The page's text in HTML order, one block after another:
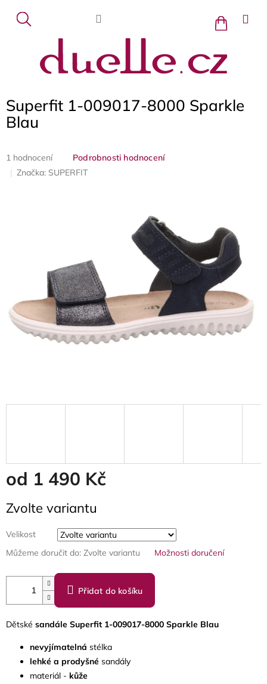
obsah
Nákupní
košík
Superfit 1-009017-8000 Sparkle
Blau
Průměrné
produktu
1 hodnocení
Podrobnosti hodnocení
Značka: SUPERFIT
od 1 490 Kč
cena:
Zvolte variantu
Velikost
Můžeme doručit do: Zvolte variantu Možnosti doručení
Přidat do košíku
Dětské sandále Superfit 1-009017-8000 Sparkle Blau
nevyjímatelná stélka
lehké a prodyšné sandály
materiál - kůže